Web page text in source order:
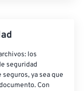
los
seguridad
ya sea que
Con